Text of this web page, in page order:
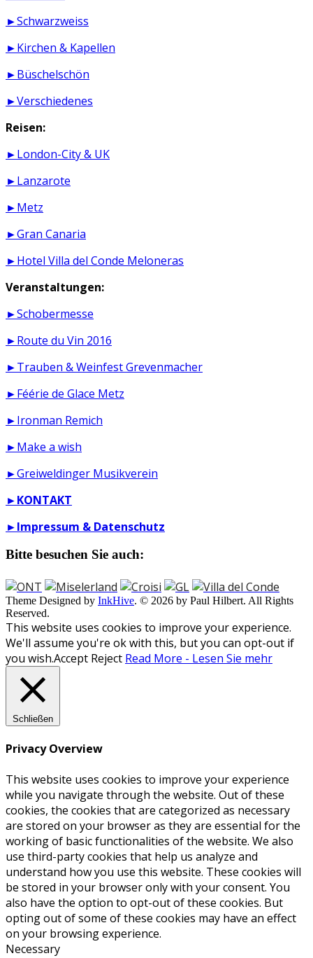
►Schwarzweiss
►Kirchen & Kapellen
►Büschelschön
►Verschiedenes
Reisen:
►London-City & UK
►Lanzarote
►Metz
►Gran Canaria
►Hotel Villa del Conde Meloneras
Veranstaltungen:
►Schobermesse
►Route du Vin 2016
►Trauben & Weinfest Grevenmacher
►Féérie de Glace Metz
►Ironman Remich
►Make a wish
►Greiweldinger Musikverein
►KONTAKT
►Impressum & Datenschutz
Bitte besuchen Sie auch:
Theme Designed by InkHive. © 2026 by Paul Hilbert. All Rights
Reserved.
This website uses cookies to improve your experience.
We'll assume you're ok with this, but you can opt-out if
you wish.Accept Reject Read More - Lesen Sie mehr
Schließen
Privacy Overview
This website uses cookies to improve your experience
while you navigate through the website. Out of these
cookies, the cookies that are categorized as necessary
are stored on your browser as they are essential for the
working of basic functionalities of the website. We also
use third-party cookies that help us analyze and
understand how you use this website. These cookies will
be stored in your browser only with your consent. You
also have the option to opt-out of these cookies. But
opting out of some of these cookies may have an effect
on your browsing experience.
Necessary